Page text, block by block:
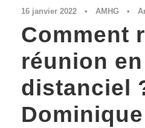
16 janvier 2022 • AMHG •
Comment
réunion en
distanciel